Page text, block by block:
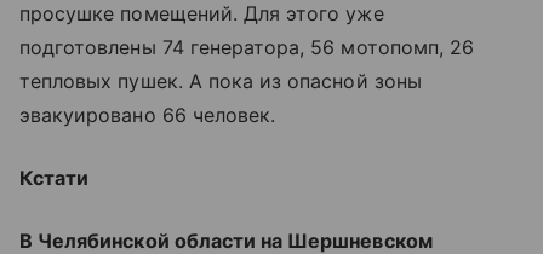
просушке помещений. Для этого уже
подготовлены 74 генератора, 56 мотопомп, 26
тепловых пушек. А пока из опасной зоны
эвакуировано 66 человек.
Кстати
В Челябинской области на Шершневском